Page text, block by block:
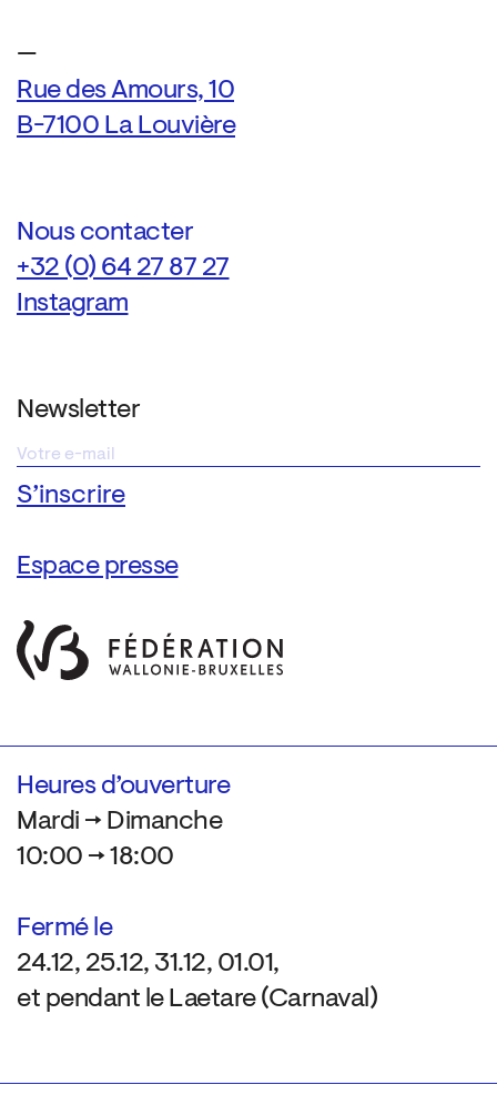
—
Rue des Amours, 10
B-7100 La Louvière
Nous contacter
+32 (0) 64 27 87 27
Instagram
Newsletter
Espace presse
Heures d’ouverture
Mardi → Dimanche
10:00 → 18:00
Fermé le
24.12, 25.12, 31.12, 01.01,
et pendant le Laetare (Carnaval)